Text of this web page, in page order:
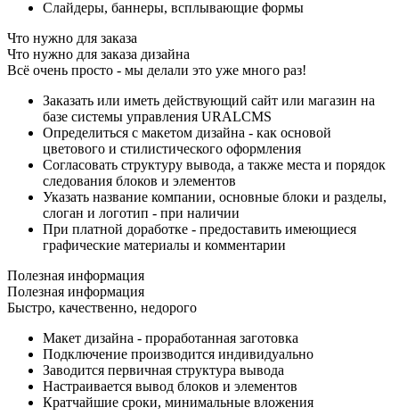
Слайдеры, баннеры, всплывающие формы
Что нужно для заказа
Что нужно для заказа дизайна
Всё очень просто - мы делали это уже много раз!
Заказать или иметь действующий сайт или магазин на
базе системы управления URALCMS
Определиться с макетом дизайна - как основой
цветового и стилистического оформления
Согласовать структуру вывода, а также места и порядок
следования блоков и элементов
Указать название компании, основные блоки и разделы,
слоган и логотип - при наличии
При платной доработке - предоставить имеющиеся
графические материалы и комментарии
Полезная информация
Полезная информация
Быстро, качественно, недорого
Макет дизайна - проработанная заготовка
Подключение производится индивидуально
Заводится первичная структура вывода
Настраивается вывод блоков и элементов
Кратчайшие сроки, минимальные вложения